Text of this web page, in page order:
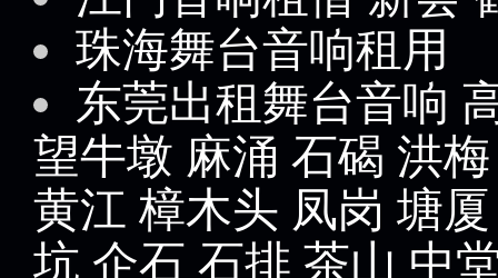
珠海舞台音响租用
东莞出租舞台音响
望牛墩 麻涌 石碣 洪梅
黄江 樟木头 凤岗 塘厦
坑 企石 石排 茶山 中